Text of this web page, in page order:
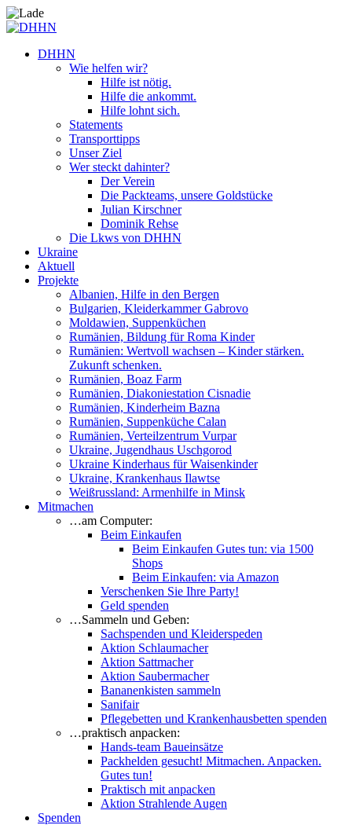
DHHN
Wie helfen wir?
Hilfe ist nötig.
Hilfe die ankommt.
Hilfe lohnt sich.
Statements
Transporttipps
Unser Ziel
Wer steckt dahinter?
Der Verein
Die Packteams, unsere Goldstücke
Julian Kirschner
Dominik Rehse
Die Lkws von DHHN
Ukraine
Aktuell
Projekte
Albanien, Hilfe in den Bergen
Bulgarien, Kleiderkammer Gabrovo
Moldawien, Suppenküchen
Rumänien, Bildung für Roma Kinder
Rumänien: Wertvoll wachsen – Kinder stärken.
Zukunft schenken.
Rumänien, Boaz Farm
Rumänien, Diakoniestation Cisnadie
Rumänien, Kinderheim Bazna
Rumänien, Suppenküche Calan
Rumänien, Verteilzentrum Vurpar
Ukraine, Jugendhaus Uschgorod
Ukraine Kinderhaus für Waisenkinder
Ukraine, Krankenhaus Ilawtse
Weißrussland: Armenhilfe in Minsk
Mitmachen
…am Computer:
Beim Einkaufen
Beim Einkaufen Gutes tun: via 1500
Shops
Beim Einkaufen: via Amazon
Verschenken Sie Ihre Party!
Geld spenden
…Sammeln und Geben:
Sachspenden und Kleiderspeden
Aktion Schlaumacher
Aktion Sattmacher
Aktion Saubermacher
Bananenkisten sammeln
Sanifair
Pflegebetten und Krankenhausbetten spenden
…praktisch anpacken:
Hands-team Baueinsätze
Packhelden gesucht! Mitmachen. Anpacken.
Gutes tun!
Praktisch mit anpacken
Aktion Strahlende Augen
Spenden